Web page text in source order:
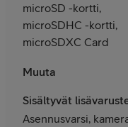
microSD -kortti,
microSDHC -kortti,
microSDXC Card
Muuta
Sisältyvät
Asennusvarsi,